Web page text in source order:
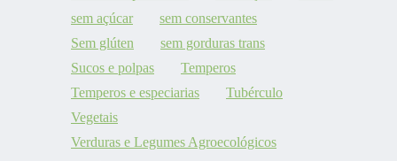
sem açúcar
sem conservantes
Sem glúten
sem gorduras trans
Sucos e polpas
Temperos
Temperos e especiarias
Tubérculo
Vegetais
Verduras e Legumes Agroecológicos